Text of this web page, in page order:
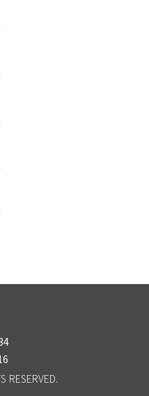
RESERVED.